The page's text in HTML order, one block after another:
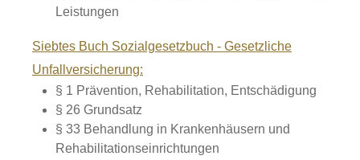
Leistungen
Siebtes Buch Sozialgesetzbuch - Gesetzliche
Unfallversicherung:
§ 1 Prävention, Rehabilitation, Entschädigung
§ 26 Grundsatz
§ 33 Behandlung in Krankenhäusern und
Rehabilitationseinrichtungen